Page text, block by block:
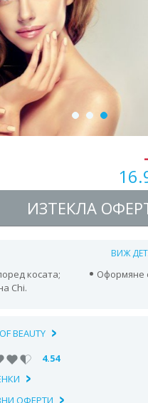
ИЗТЕКЛА
ВИЖ
косата;
Оформяне
Chi.
BEAUTY
4.54
ОФЕРТИ